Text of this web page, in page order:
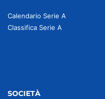
Calendario Serie A
Classifica Serie A
SOCIETÀ